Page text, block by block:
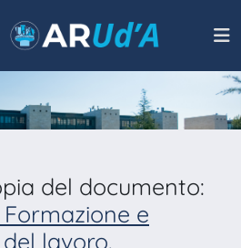
del documento:
e
lavoro.